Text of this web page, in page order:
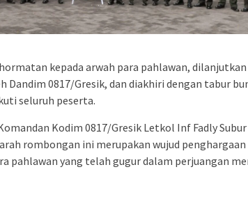
kepada arwah para pahlawan, dilanjutkan
Dandim 0817/Gresik, dan diakhiri dengan tabur
seluruh peserta.
Kodim 0817/Gresik Letkol Inf Fadly
rombongan ini merupakan wujud penghargaan
pahlawan yang telah gugur dalam perjuangan